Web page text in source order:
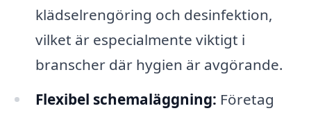
klädselrengöring och desinfektion,
vilket är especialmente viktigt i
branscher där hygien är avgörande.
Flexibel schemaläggning: Företag